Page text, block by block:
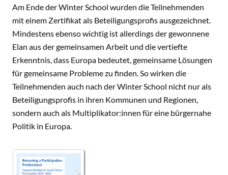
Am Ende der Winter School wurden die Teilnehmenden
mit einem Zertifikat als Beteiligungsprofis ausgezeichnet.
Mindestens ebenso wichtig ist allerdings der gewonnene
Elan aus der gemeinsamen Arbeit und die vertiefte
Erkenntnis, dass Europa bedeutet, gemeinsame Lösungen
für gemeinsame Probleme zu finden. So wirken die
Teilnehmenden auch nach der Winter School nicht nur als
Beteiligungsprofis in ihren Kommunen und Regionen,
sondern auch als Multiplikator:innen für eine bürgernahe
Politik in Europa.